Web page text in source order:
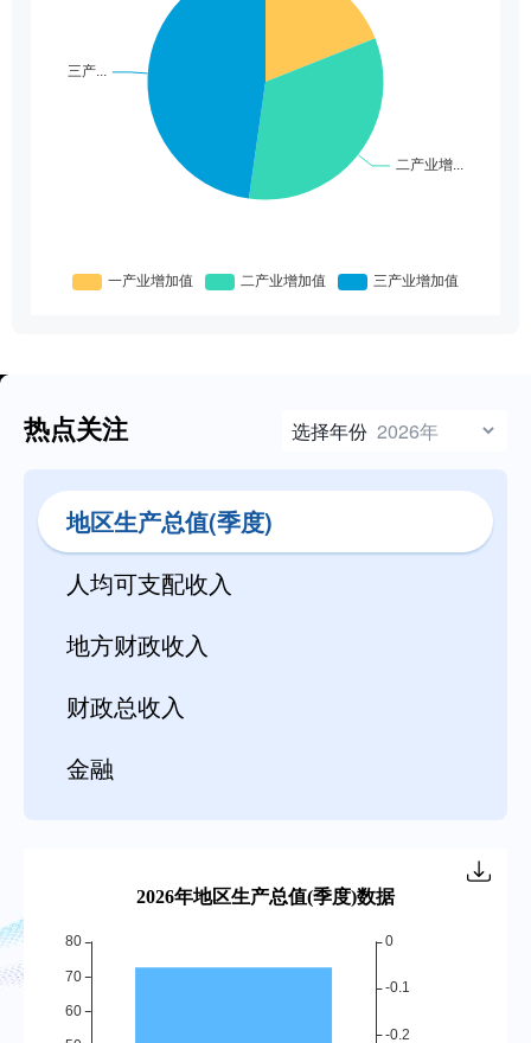
热点关注 选择年份
地区生产总值(季度)
人均可支配收入
地方财政收入
财政总收入
金融